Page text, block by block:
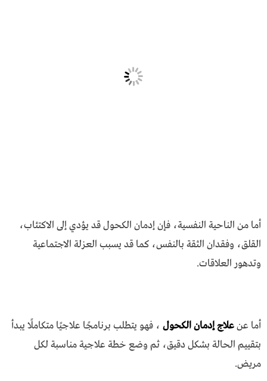
أما من الناحية النفسية، فإن إدمان الكحول قد يؤدي إلى الاكتئاب،
القلق، وفقدان الثقة بالنفس، كما قد يسبب العزلة الاجتماعية
وتدهور العلاقات.
أما عنعلاج إدمان الكحول ، فهو يتطلب برنامجًا علاجيًا متكاملًا يبدأ
بتقييم الحالة بشكل دقيق، ثم وضع خطة علاجية مناسبة لكل
مريض.